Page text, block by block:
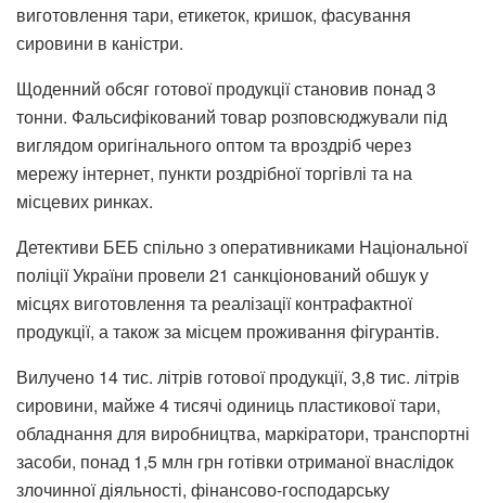
виготовлення тари, етикеток, кришок, фасування
сировини в каністри.
Щоденний обсяг готової продукції становив понад 3
тонни. Фальсифікований товар розповсюджували під
виглядом оригінального оптом та вроздріб через
мережу інтернет, пункти роздрібної торгівлі та на
місцевих ринках.
Детективи БЕБ спільно з оперативниками Національної
поліції України провели 21 санкціонований обшук у
місцях виготовлення та реалізації контрафактної
продукції, а також за місцем проживання фігурантів.
Вилучено 14 тис. літрів готової продукції, 3,8 тис. літрів
сировини, майже 4 тисячі одиниць пластикової тари,
обладнання для виробництва, маркіратори, транспортні
засоби, понад 1,5 млн грн готівки отриманої внаслідок
злочинної діяльності, фінансово-господарську